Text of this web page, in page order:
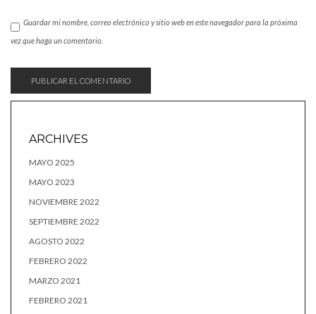
Guardar mi nombre, correo electrónico y sitio web en este navegador para la próxima
vez que haga un comentario.
ARCHIVES
MAYO 2025
MAYO 2023
NOVIEMBRE 2022
SEPTIEMBRE 2022
AGOSTO 2022
FEBRERO 2022
MARZO 2021
FEBRERO 2021